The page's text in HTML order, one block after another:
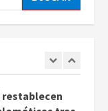
el narco
restablecen